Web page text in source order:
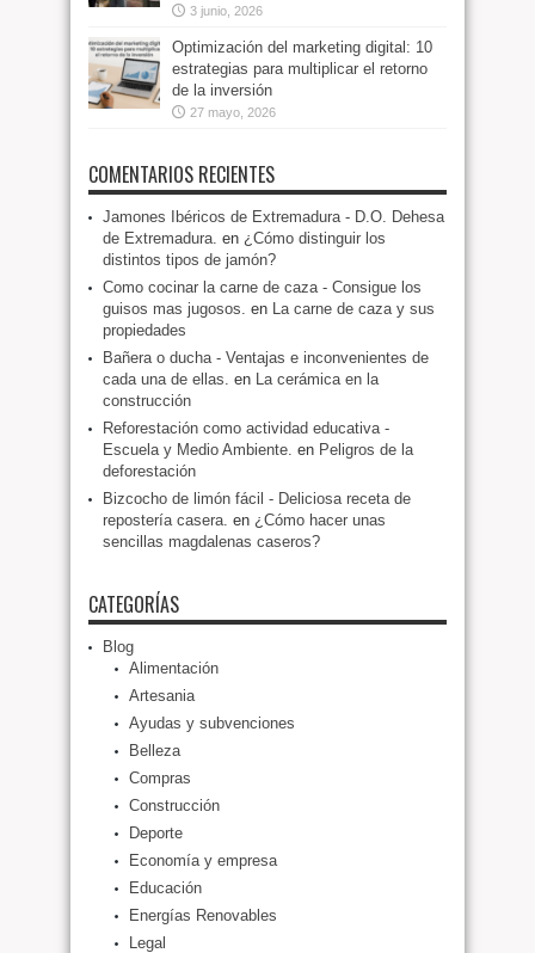
3 junio, 2026
Optimización del marketing digital: 10
estrategias para multiplicar el retorno
de la inversión
27 mayo, 2026
COMENTARIOS RECIENTES
Jamones Ibéricos de Extremadura - D.O. Dehesa
de Extremadura. en ¿Cómo distinguir los
distintos tipos de jamón?
Como cocinar la carne de caza - Consigue los
guisos mas jugosos. en La carne de caza y sus
propiedades
Bañera o ducha - Ventajas e inconvenientes de
cada una de ellas. en La cerámica en la
construcción
Reforestación como actividad educativa -
Escuela y Medio Ambiente. en Peligros de la
deforestación
Bizcocho de limón fácil - Deliciosa receta de
repostería casera. en ¿Cómo hacer unas
sencillas magdalenas caseros?
CATEGORÍAS
Blog
Alimentación
Artesania
Ayudas y subvenciones
Belleza
Compras
Construcción
Deporte
Economía y empresa
Educación
Energías Renovables
Legal